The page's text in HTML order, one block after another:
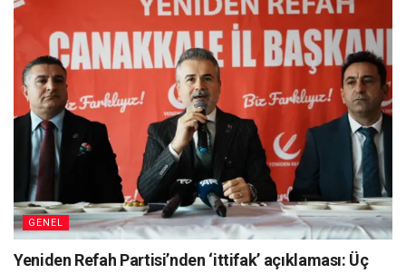
GENEL
Yeniden Refah Partisi’nden ‘ittifak’ açıklaması: Üç